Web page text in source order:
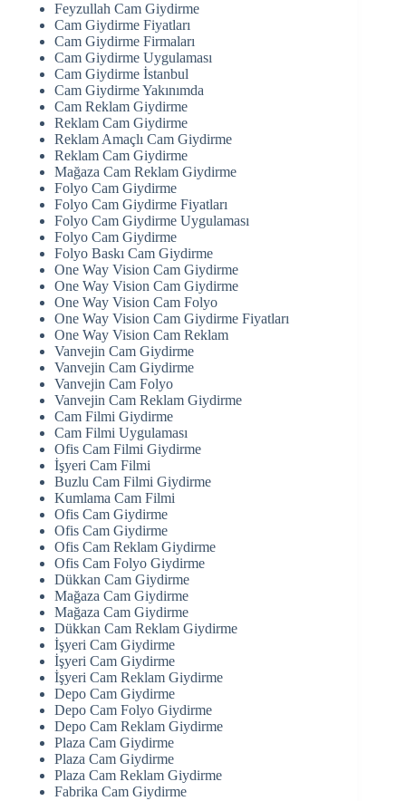
Feyzullah Cam Giydirme
Cam Giydirme Fiyatları
Cam Giydirme Firmaları
Cam Giydirme Uygulaması
Cam Giydirme İstanbul
Cam Giydirme Yakınımda
Cam Reklam Giydirme
Reklam Cam Giydirme
Reklam Amaçlı Cam Giydirme
Reklam Cam Giydirme
Mağaza Cam Reklam Giydirme
Folyo Cam Giydirme
Folyo Cam Giydirme Fiyatları
Folyo Cam Giydirme Uygulaması
Folyo Cam Giydirme
Folyo Baskı Cam Giydirme
One Way Vision Cam Giydirme
One Way Vision Cam Giydirme
One Way Vision Cam Folyo
One Way Vision Cam Giydirme Fiyatları
One Way Vision Cam Reklam
Vanvejin Cam Giydirme
Vanvejin Cam Giydirme
Vanvejin Cam Folyo
Vanvejin Cam Reklam Giydirme
Cam Filmi Giydirme
Cam Filmi Uygulaması
Ofis Cam Filmi Giydirme
İşyeri Cam Filmi
Buzlu Cam Filmi Giydirme
Kumlama Cam Filmi
Ofis Cam Giydirme
Ofis Cam Giydirme
Ofis Cam Reklam Giydirme
Ofis Cam Folyo Giydirme
Dükkan Cam Giydirme
Mağaza Cam Giydirme
Mağaza Cam Giydirme
Dükkan Cam Reklam Giydirme
İşyeri Cam Giydirme
İşyeri Cam Giydirme
İşyeri Cam Reklam Giydirme
Depo Cam Giydirme
Depo Cam Folyo Giydirme
Depo Cam Reklam Giydirme
Plaza Cam Giydirme
Plaza Cam Giydirme
Plaza Cam Reklam Giydirme
Fabrika Cam Giydirme